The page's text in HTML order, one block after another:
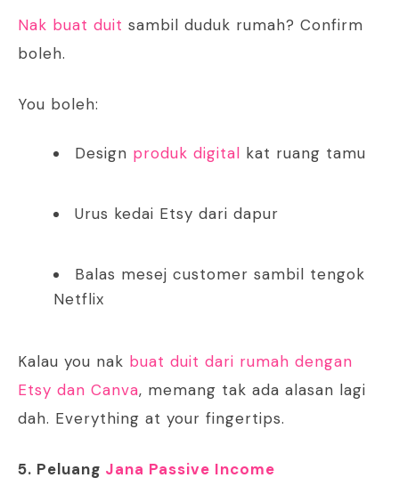
Nak buat duit sambil duduk rumah? Confirm
boleh.
You boleh:
Design produk digital kat ruang tamu
Urus kedai Etsy dari dapur
Balas mesej customer sambil tengok
Netflix
Kalau you nak buat duit dari rumah dengan
Etsy dan Canva, memang tak ada alasan lagi
dah. Everything at your fingertips.
5. Peluang Jana Passive Income